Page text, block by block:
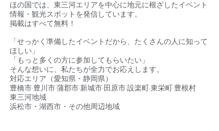
ほの国では、東三河エリアを中心に地元に根ざしたイベント
情報・観光スポットを発信しています。
掲載はすべて無料！
「せっかく準備したイベントだから、たくさんの人に知って
ほしい」
「もっと多くの方に参加してもらいたい」
そんな想いに、私たちが全力でお応えします。
対応エリア（愛知県・静岡県）
豊橋市‧豊川市‧蒲郡市‧新城市‧田原市‧設楽町‧東栄町‧豊根村
東三河地域
浜松市・湖西市・その他周辺地域